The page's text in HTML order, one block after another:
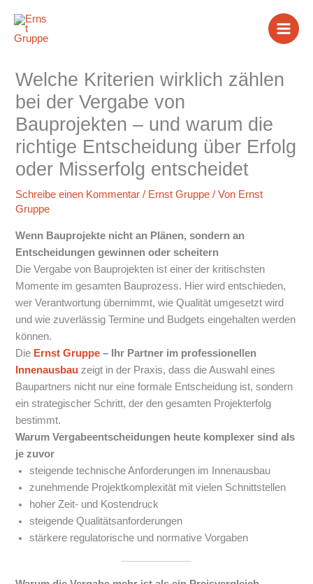
Inhalt
springen
Welche Kriterien wirklich zählen
bei der Vergabe von
Bauprojekten – und warum die
richtige Entscheidung über Erfolg
oder Misserfolg entscheidet
Schreibe einen Kommentar / Ernst Gruppe / Von Ernst
Gruppe
Wenn Bauprojekte nicht an Plänen, sondern an
Entscheidungen gewinnen oder scheitern
Die Vergabe von Bauprojekten ist einer der kritischsten
Momente im gesamten Bauprozess. Hier wird entschieden,
wer Verantwortung übernimmt, wie Qualität umgesetzt wird
und wie zuverlässig Termine und Budgets eingehalten werden
können.
Die Ernst Gruppe – Ihr Partner im professionellen
Innenausbau zeigt in der Praxis, dass die Auswahl eines
Baupartners nicht nur eine formale Entscheidung ist, sondern
ein strategischer Schritt, der den gesamten Projekterfolg
bestimmt.
Warum Vergabeentscheidungen heute komplexer sind als
je zuvor
steigende technische Anforderungen im Innenausbau
zunehmende Projektkomplexität mit vielen Schnittstellen
hoher Zeit- und Kostendruck
steigende Qualitätsanforderungen
stärkere regulatorische und normative Vorgaben